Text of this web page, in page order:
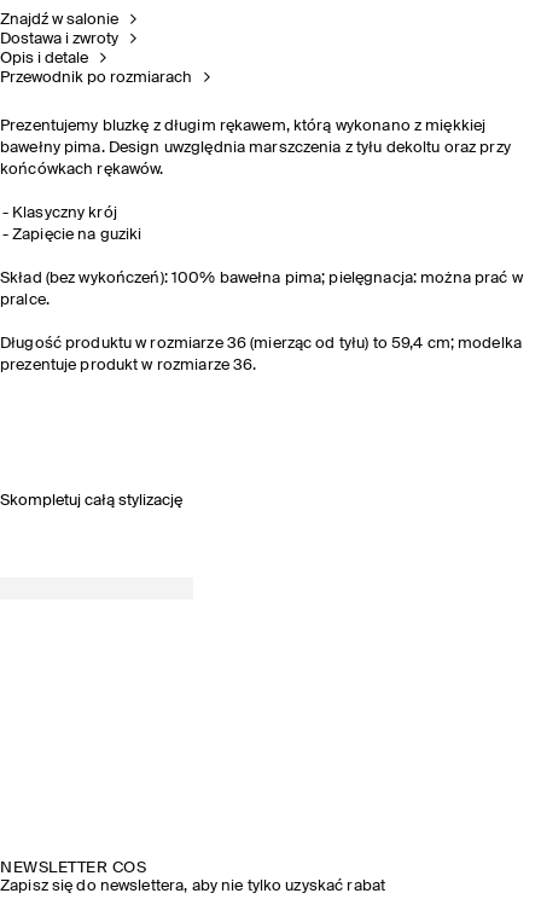
Znajdź w salonie
Dostawa i zwroty
Opis i detale
Przewodnik po rozmiarach
Prezentujemy bluzkę z długim rękawem, którą wykonano z miękkiej
bawełny pima. Design uwzględnia marszczenia z tyłu dekoltu oraz przy
końcówkach rękawów.
Klasyczny krój
Zapięcie na guziki
Skład (bez wykończeń): 100% bawełna pima; pielęgnacja: można prać w
pralce.
Długość produktu w rozmiarze 36 (mierząc od tyłu) to 59,4 cm; modelka
prezentuje produkt w rozmiarze 36.
Skompletuj całą stylizację
NEWSLETTER COS
Zapisz się do newslettera, aby nie tylko uzyskać rabat